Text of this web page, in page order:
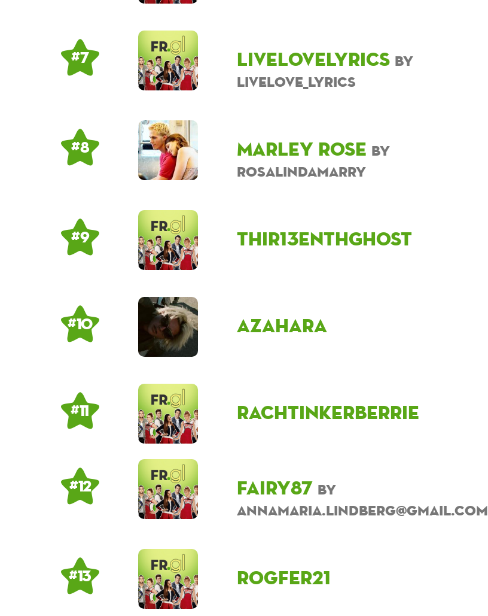
# 7 Livelovelyrics by
Livelove_lyrics
# 8 Marley Rose by
rosalindamarry
# 9 Thir13enthGhost
# 10 Azahara
# 11 rachtinkerberrie
# 12 fairy87 by
annamaria.lindberg@gmail.com
# 13 rogfer21